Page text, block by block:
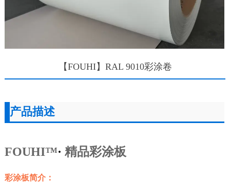
【FOUHI】RAL 9010彩涂卷
产品描述
FOUHI™· 精品彩涂板
彩涂板简介：